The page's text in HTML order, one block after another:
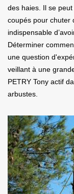
des haies. Il se
coupés pour chuter
indispensable
Déterminer
une question
veillant à une
PETRY Tony actif
arbustes.